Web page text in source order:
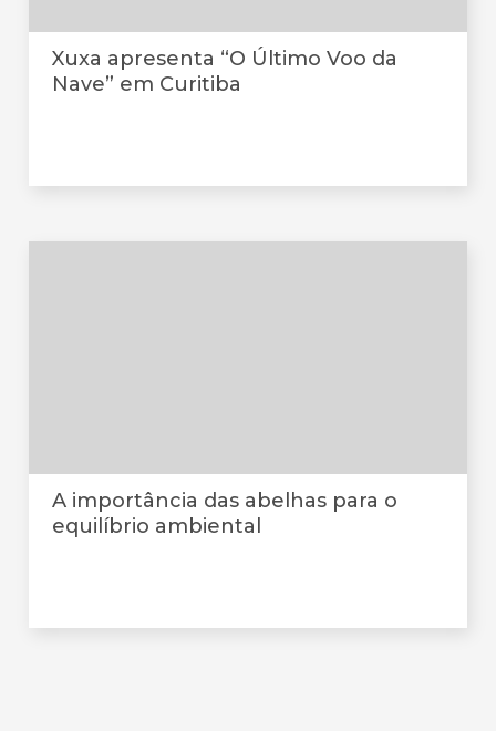
Xuxa apresenta “O Último Voo da
Nave” em Curitiba
A importância das abelhas para o
equilíbrio ambiental